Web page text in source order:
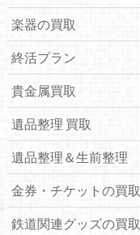
楽器の買取
終活プラン
貴金属買取
遺品整理 買取
遺品整理＆生前整理
金券・チケットの買取
鉄道関連グッズの買取